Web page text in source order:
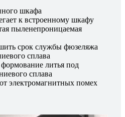
шкафа
к встроенному шкафу
пыленепроницаемая
срок службы фюзеляжа
сплава
литья под
сплава
электромагнитных помех